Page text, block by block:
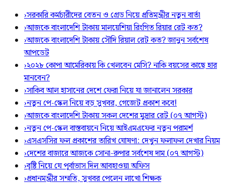
›সরকারি কর্মচারীদের বেতন ও গ্রেড নিয়ে প্রতিমন্ত্রীর নতুন বার্তা
›আজকে বাংলাদেশি টাকায় মালয়েশিয়া রিংগিত রিয়ার রেট কত?
›আজকে বাংলাদেশি টাকায় সৌদি রিয়াল রেট কত? জানুন সর্বশেষ
আপডেট
›২০২৮ কোপা আমেরিকায় কি খেলবেন মেসি? নাকি বয়সের কাছে হার
মানবেন?
›সাকিব আল হাসানের দেশে ফেরা নিয়ে যা জানালেন সরকার
›নতুন পে-স্কেল নিয়ে বড় সুখবর, গেজেট প্রকাশ কবে!
›আজকে বাংলাদেশি টাকায় সকল দেশের মুদ্রার রেট (০৭ আগস্ট)
›নতুন পে-স্কেল বাস্তবায়নে নিয়ে আইএমএফের নতুন পরামর্শ
›এসএসসির ফল প্রকাশের তারিখ ঘোষণা: দেখুন ফলাফল দেখার নিয়ম
›দেশের বাজারে আজকে সোনা-রুপার সর্বশেষ দাম (০৭ আগস্ট)
›বৃষ্টি নিয়ে যে পূর্বাভাস দিল আবহাওয়া অফিস
›প্রধানমন্ত্রীর সম্মতি, সুখবর পেলেন লাখো শিক্ষক